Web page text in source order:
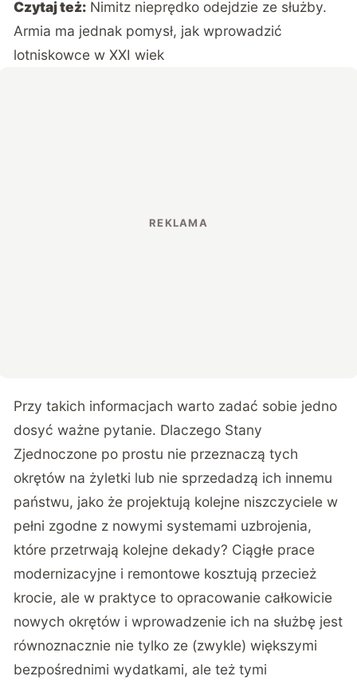
Czytaj też: Nimitz nieprędko odejdzie ze służby.
Armia ma jednak pomysł, jak wprowadzić
lotniskowce w XXI wiek
Przy takich informacjach warto zadać sobie jedno
dosyć ważne pytanie. Dlaczego Stany
Zjednoczone po prostu nie przeznaczą tych
okrętów na żyletki lub nie sprzedadzą ich innemu
państwu, jako że projektują kolejne niszczyciele w
pełni zgodne z nowymi systemami uzbrojenia,
które przetrwają kolejne dekady? Ciągłe prace
modernizacyjne i remontowe kosztują przecież
krocie, ale w praktyce to opracowanie całkowicie
nowych okrętów i wprowadzenie ich na służbę jest
równoznacznie nie tylko ze (zwykle) większymi
bezpośrednimi wydatkami, ale też tymi